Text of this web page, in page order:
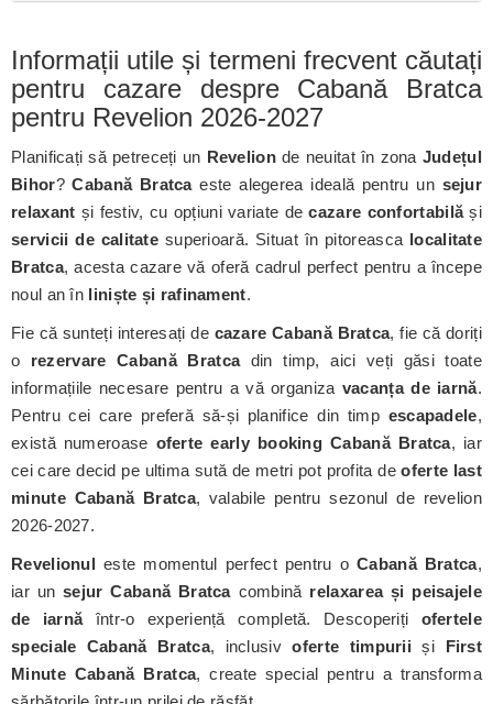
Informații utile și termeni frecvent căutați
pentru cazare despre Cabană Bratca
pentru Revelion 2026-2027
Planificați să petreceți un Revelionde neuitat în zona Județul
Bihor?Cabană Bratcaeste alegerea ideală pentru un sejur
relaxant și festiv, cu opțiuni variate decazare confortabilăși
servicii de calitate superioară. Situat în pitoreasca localitate
Bratca, acesta cazare vă oferă cadrul perfect pentru a începe
noul an în liniște și rafinament.
Fie că sunteți interesați de cazare Cabană Bratca, fie că doriți
o rezervare Cabană Bratcadin timp, aici veți găsi toate
informațiile necesare pentru a vă organiza vacanța de iarnă.
Pentru cei care preferă să-și planifice din timp escapadele,
există numeroase oferte early booking Cabană Bratca, iar
cei care decid pe ultima sută de metri pot profita deoferte last
minute Cabană Bratca, valabile pentru sezonul de revelion
2026-2027.
Revelionul este momentul perfect pentru oCabană Bratca,
iar unsejur Cabană Bratcacombină relaxarea și peisajele
de iarnăîntr-o experiență completă. Descoperiți ofertele
speciale Cabană Bratca, inclusivoferte timpurii și First
Minute Cabană Bratca, create special pentru a transforma